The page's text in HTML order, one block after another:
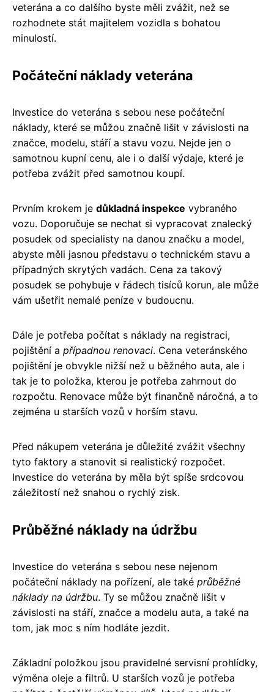
veterána a co dalšího byste měli zvážit, než se
rozhodnete stát majitelem vozidla s bohatou
minulostí.
Počáteční náklady veterána
Investice do veterána s sebou nese počáteční
náklady, které se můžou značně lišit v závislosti na
značce, modelu, stáří a stavu vozu. Nejde jen o
samotnou kupní cenu, ale i o další výdaje, které je
potřeba zvážit před samotnou koupí.
Prvním krokem je důkladná inspekce vybraného
vozu. Doporučuje se nechat si vypracovat znalecký
posudek od specialisty na danou značku a model,
abyste měli jasnou představu o technickém stavu a
případných skrytých vadách. Cena za takový
posudek se pohybuje v řádech tisíců korun, ale může
vám ušetřit nemalé peníze v budoucnu.
Dále je potřeba počítat s náklady na registraci,
pojištění a případnou renovaci. Cena veteránského
pojištění je obvykle nižší než u běžného auta, ale i
tak je to položka, kterou je potřeba zahrnout do
rozpočtu. Renovace může být finančně náročná, a to
zejména u starších vozů v horším stavu.
Před nákupem veterána je důležité zvážit všechny
tyto faktory a stanovit si realistický rozpočet.
Investice do veterána by měla být spíše srdcovou
záležitostí než snahou o rychlý zisk.
Průběžné náklady na údržbu
Investice do veterána s sebou nese nejenom
počáteční náklady na pořízení, ale také průběžné
náklady na údržbu. Ty se můžou značně lišit v
závislosti na stáří, značce a modelu auta, a také na
tom, jak moc s ním hodláte jezdit.
Základní položkou jsou pravidelné servisní prohlídky,
výměna oleje a filtrů. U starších vozů je potřeba